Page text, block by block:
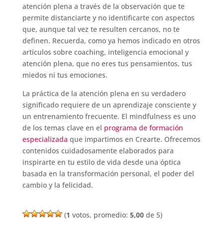
atención plena a través de la observación que te
permite distanciarte y no identificarte con aspectos
que, aunque tal vez te resulten cercanos, no te
definen. Recuerda, como ya hemos indicado en otros
artículos sobre coaching, inteligencia emocional y
atención plena, que no eres tus pensamientos, tus
miedos ni tus emociones.
La práctica de la atención plena en su verdadero
significado requiere de un aprendizaje consciente y
un entrenamiento frecuente. El mindfulness es uno
de los temas clave en el programa de formación
especializada que impartimos en Crearte. Ofrecemos
contenidos cuidadosamente elaborados para
inspirarte en tu estilo de vida desde una óptica
basada en la transformación personal, el poder del
cambio y la felicidad.
(1 votos, promedio: 5,00de 5)